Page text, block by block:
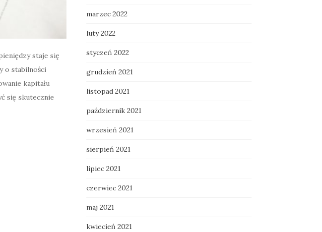
staje się
o stabilności
kapitału
się skutecznie
marzec 2022
luty 2022
styczeń 2022
grudzień 2021
listopad 2021
październik 2021
wrzesień 2021
sierpień 2021
lipiec 2021
czerwiec 2021
maj 2021
kwiecień 2021